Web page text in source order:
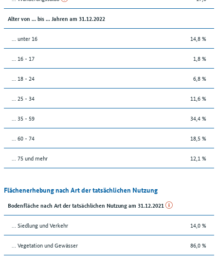
Alter von ... bis ... Jahren am 31.12.2022
... unter 16 14,8 %
... 16 - 17 1,8 %
... 18 - 24 6,8 %
... 25 - 34 11,6 %
... 35 - 59 34,4 %
... 60 - 74 18,5 %
... 75 und mehr 12,1 %
Flächenerhebung nach Art der tatsächlichen Nutzung
Bodenfläche nach Art der tatsächlichen Nutzung am 31.12.2021
… Siedlung und Verkehr 14,0 %
… Vegetation und Gewässer 86,0 %